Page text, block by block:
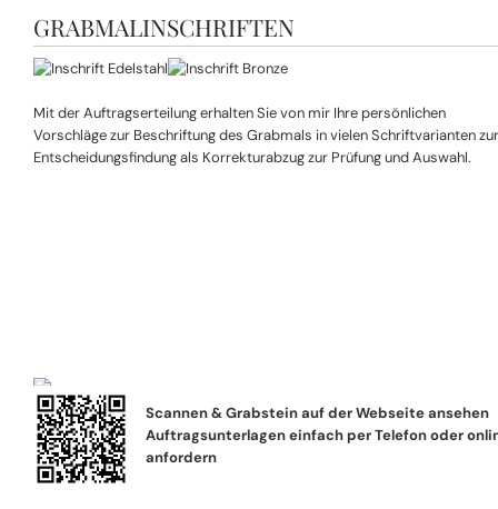
GRABMALINSCHRIFTEN
Mit der Auftragserteilung erhalten Sie von mir Ihre persönlichen
Vorschläge zur Beschriftung des Grabmals in vielen Schriftvarianten zur
Entscheidungsfindung als Korrekturabzug zur Prüfung und Auswahl.
Scannen & Grabstein auf der Webseite ansehen
Auftragsunterlagen einfach per Telefon oder
anfordern